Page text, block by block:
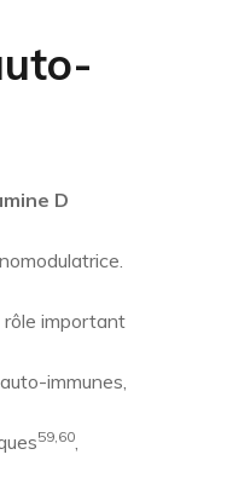
D
rôle important
immunes,
59,60,